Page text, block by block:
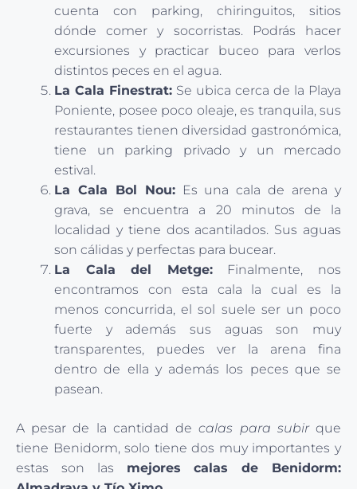
cuenta con parking, chiringuitos, sitios
dónde comer y socorristas. Podrás hacer
excursiones y practicar buceo para verlos
distintos peces en el agua.
La Cala Finestrat: Se ubica cerca de la Playa
Poniente, posee poco oleaje, es tranquila, sus
restaurantes tienen diversidad gastronómica,
tiene un parking privado y un mercado
estival.
La Cala Bol Nou:Es una cala de arena y
grava, se encuentra a 20 minutos de la
localidad y tiene dos acantilados. Sus aguas
son cálidas y perfectas para bucear.
La Cala del Metge:Finalmente, nos
encontramos con esta cala la cual es la
menos concurrida, el sol suele ser un poco
fuerte y además sus aguas son muy
transparentes, puedes ver la arena fina
dentro de ella y además los peces que se
pasean.
A pesar de la cantidad decalas para subirque
tiene Benidorm, solo tiene dos muy importantes y
estas son las mejores calas de Benidorm: